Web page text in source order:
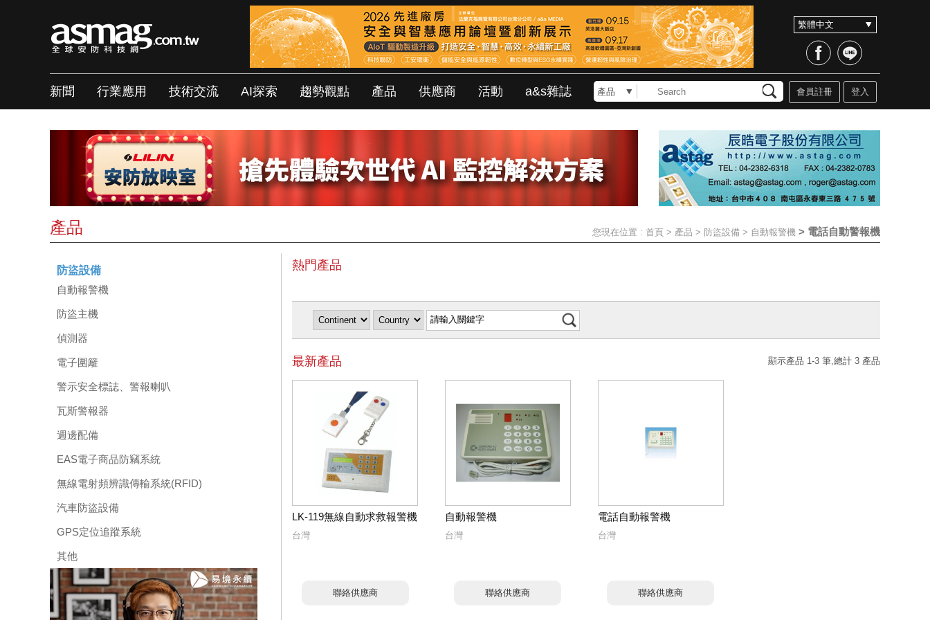
新聞 行業應用 技術交流 AI探索 趨勢觀點 產品 供應商 活動 a&s雜誌 登入
會員註冊
您現在位置 : 首頁 > 產品 > 防盜設備 > 自動報警機 > 電話自動警報機
產品
防盜設備
自動報警機
防盜主機
偵測器
電子圍籬
警示安全標誌、警報喇叭
瓦斯警報器
週邊配備
EAS電子商品防竊系統
無線電射頻辨識傳輸系統(RFID)
汽車防盜設備
GPS定位追蹤系統
其他
熱門產品
最新產品 顯示產品 1-3 筆,總計 3 產品
LK-119無線自動求救報警機
台灣
聯絡供應商
自動報警機
台灣
聯絡供應商
電話自動報警機
台灣
聯絡供應商